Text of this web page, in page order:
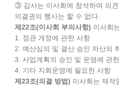
③ 감사는 이사회에 참석하여 의
의결권의 행사는 할 수 없다.
제22조(이사회 부의사항) 이사회
1. 정관 개정에 관한 사항
2. 예산심의 및 결산 승인 자산의
3. 사업계획의 승인 및 운영에 관
4. 기타 지회운영에 필요한 사항
제23조(의결 방법) 이사회는 재적